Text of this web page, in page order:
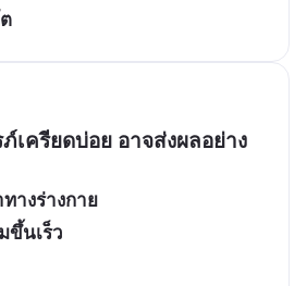
เครียดบ่อย อาจส่งผลอย่าง
างร่างกาย
ขึ้นเร็ว